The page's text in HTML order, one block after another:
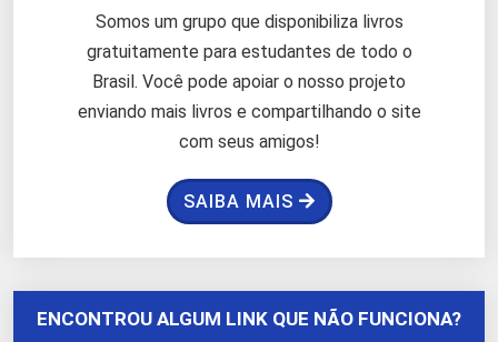
Somos um grupo que disponibiliza livros
gratuitamente para estudantes de todo o
Brasil. Você pode apoiar o nosso projeto
enviando mais livros e compartilhando o site
com seus amigos!
SAIBA MAIS
ENCONTROU ALGUM LINK QUE NÃO FUNCIONA?